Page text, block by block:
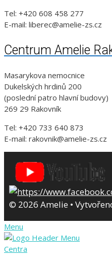
Tel: +420 608 458 277
E-mail: liberec@amelie-zs.cz
Centrum Amelie
Masarykova nemocnice
Dukelských hrdinů 200
(poslední patro hlavní budovy)
269 29 Rakovník
Tel: +420 733 640 873
E-mail: rakovnik@amelie-zs.cz
© 2026 Amelie •
Menu
Centra